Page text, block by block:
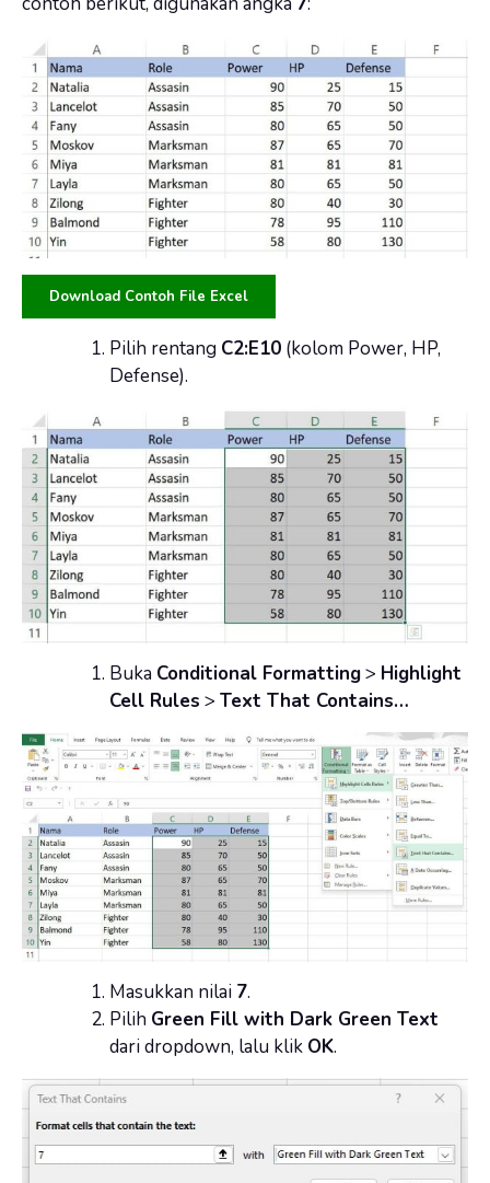
Download Contoh File Excel
Pilih rentang C2:E10 (kolom Power, HP,
Defense).
Buka Conditional Formatting> Highlight
Cell Rules > Text That Contains…
Masukkan nilai 7.
Pilih Green Fill with Dark Green Text
dari dropdown, lalu klik OK.